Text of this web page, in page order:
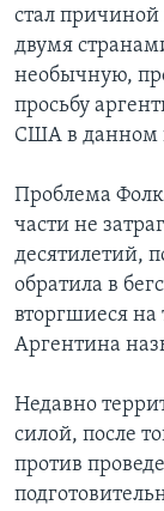
стал
двумя
необычную,
просьбу
США в данном
Проблема
части не
десятилетий,
обратила в
вторгшиеся на
Аргентина
Недавно
силой, после
против